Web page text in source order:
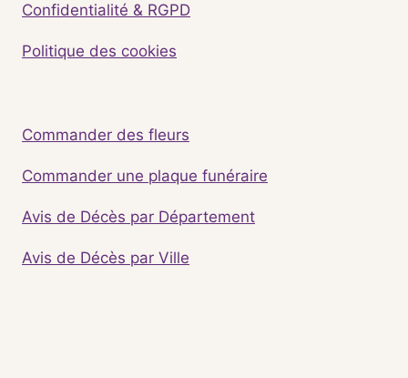
Confidentialité & RGPD
Politique des cookies
Commander des fleurs
Commander une plaque funéraire
Avis de Décès par Département
Avis de Décès par Ville